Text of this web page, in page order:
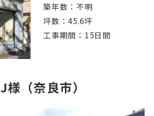
築年数：不明
坪数：45.6坪
工事期間：15日間
J様（奈良市）